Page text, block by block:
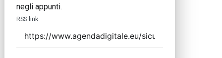
negli appunti.
RSS link